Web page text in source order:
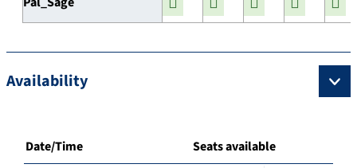
Availability
Date/Time Seats available